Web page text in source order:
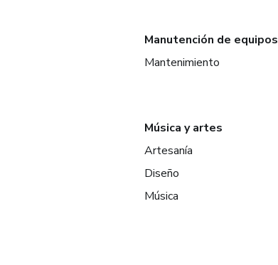
Manutención de equipos
Mantenimiento
Música y artes
Artesanía
Diseño
Música